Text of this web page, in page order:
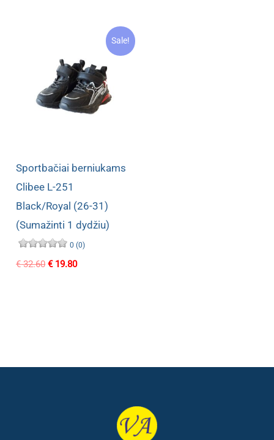
Sale!
Sportbačiai berniukams
Clibee L-251
Black/Royal (26-31)
(Sumažinti 1 dydžiu)
0 (0)
€32.60 Original
€19.80Current